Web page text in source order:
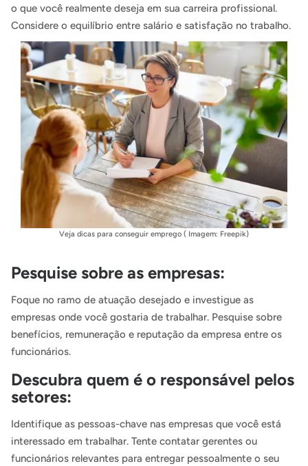
o que você realmente deseja em sua carreira profissional.
Considere o equilíbrio entre salário e satisfação no trabalho.
Veja dicas para conseguir emprego ( Imagem: Freepik)
Pesquise sobre as empresas:
Foque no ramo de atuação desejado e investigue as
empresas onde você gostaria de trabalhar. Pesquise sobre
benefícios, remuneração e reputação da empresa entre os
funcionários.
Descubra quem é o responsável pelos
setores:
Identifique as pessoas-chave nas empresas que você está
interessado em trabalhar. Tente contatar gerentes ou
funcionários relevantes para entregar pessoalmente o seu